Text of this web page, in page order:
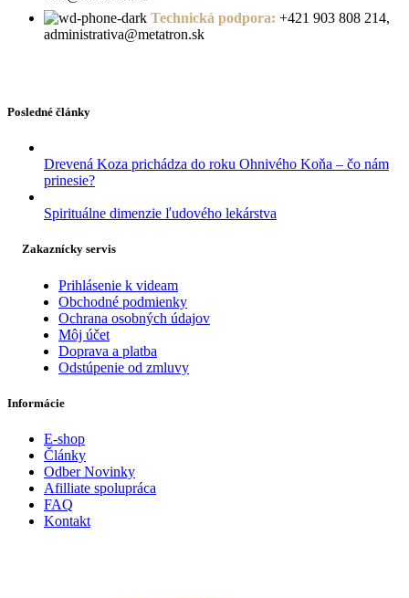
Technická podpora: +421 903 808 214,
administrativa@metatron.sk
Posledné články
Drevená Koza prichádza do roku Ohnivého Koňa – čo nám
prinesie?
Spirituálne dimenzie ľudového lekárstva
Zakaznícky servis
Prihlásenie k videam
Obchodné podmienky
Ochrana osobných údajov
Môj účet
Doprava a platba
Odstúpenie od zmluvy
Informácie
E-shop
Články
Odber Novinky
Afilliate spolupráca
FAQ
Kontakt